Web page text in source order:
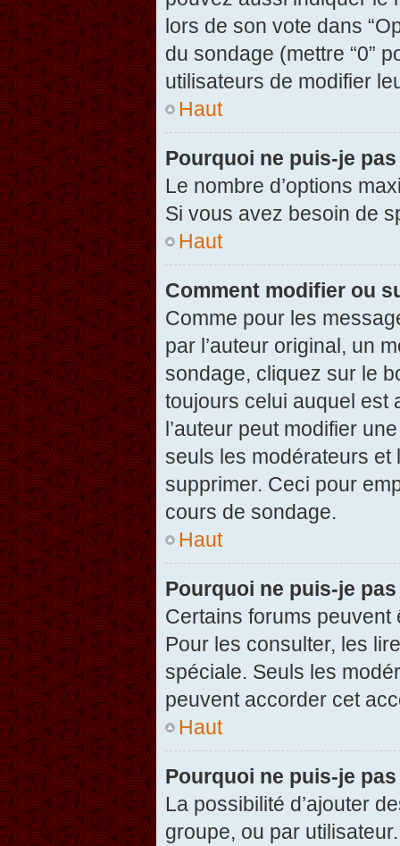
lors de son vote dans
du sondage (mettre “0”
utilisateurs de modifier
Haut
Pourquoi ne puis-je
Le nombre d’options
Si vous avez besoin de
Haut
Comment modifier ou
Comme pour les
par l’auteur original, un
sondage, cliquez sur le
toujours celui auquel est
l’auteur peut modifier
seuls les modérateurs et
supprimer. Ceci pour
cours de sondage.
Haut
Pourquoi ne puis-je
Certains forums
Pour les consulter, les
spéciale. Seuls les
peuvent accorder cet
Haut
Pourquoi ne puis-je
La possibilité d’ajouter
groupe, ou par